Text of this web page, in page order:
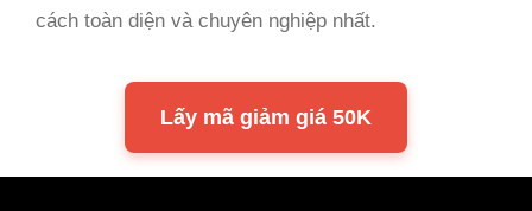
cách toàn diện và chuyên nghiệp nhất.
Lấy mã giảm giá 50K